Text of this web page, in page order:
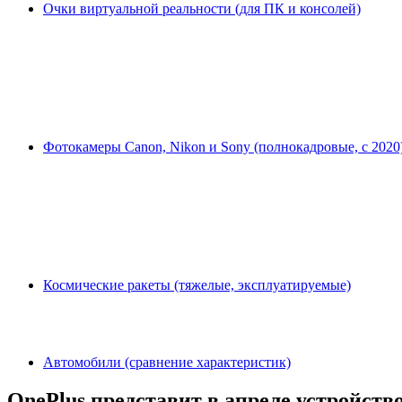
Очки виртуальной реальности (для ПК и консолей)
Фотокамеры Canon, Nikon и Sony (полнокадровые, с
Космические ракеты (тяжелые, эксплуатируемые)
Автомобили (сравнение характеристик)